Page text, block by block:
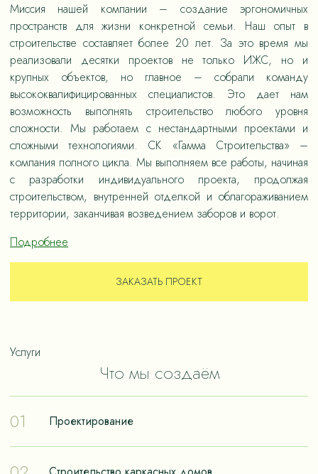
Миссия нашей компании – создание эргономичных
пространств для жизни конкретной семьи. Наш опыт в
строительстве составляет более 20 лет. За это время мы
реализовали десятки проектов не только ИЖС, но и
крупных объектов, но главное – собрали команду
высококвалифицированных специалистов. Это дает нам
возможность выполнять строительство любого уровня
сложности. Мы работаем с нестандартными проектами и
сложными технологиями. СК «Гамма Строительства» –
компания полного цикла. Мы выполняем все работы, начиная
с разработки индивидуального проекта, продолжая
строительством, внутренней отделкой и облагораживанием
территории, заканчивая возведением заборов и ворот.
Подробнее
ЗАКАЗАТЬ ПРОЕКТ
Услуги
Что мы создаём
01
Проектирование